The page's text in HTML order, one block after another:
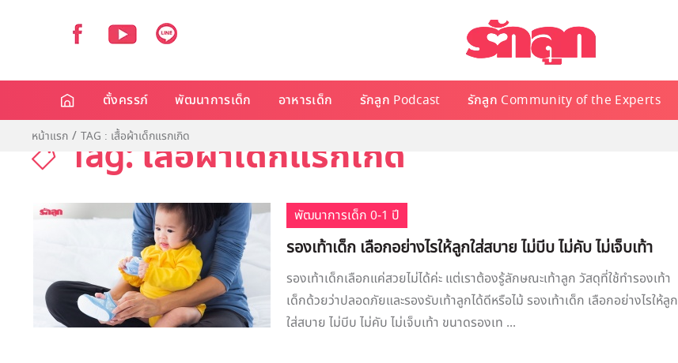
ตั้งครรภ์ พัฒนาการเด็ก อาหารเด็ก รักลูก Podcast รักลูก Community of the Experts
หน้าแรก TAG : เสื้อผ้าเด็กแรกเกิด
Tag: เสื้อผ้าเด็กแรกเกิด
พัฒนาการเด็ก 0-1 ปี
รองเท้าเด็ก เลือกอย่างไรให้ลูกใส่สบาย ไม่บีบ ไม่คับ ไม่เจ็บเท้า
รองเท้าเด็กเลือกแค่สวยไม่ได้ค่ะ แต่เราต้องรู้ลักษณะเท้าลูก วัสดุที่ใช้ทำรองเท้า
เด็กด้วยว่าปลอดภัยและรองรับเท้าลูกได้ดีหรือไม้ รองเท้าเด็ก เลือกอย่างไรให้ลูก
ใส่สบาย ไม่บีบ ไม่คับ ไม่เจ็บเท้า ขนาดรองเท ...